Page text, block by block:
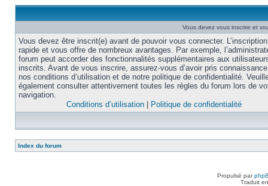
Vous devez vous inscrire et
Vous devez être inscrit(e) avant de pouvoir vous connecter.
rapide et vous offre de nombreux avantages. Par exemple,
forum peut accorder des fonctionnalités supplémentaires aux
inscrits. Avant de vous inscrire, assurez-vous d’avoir pris
nos conditions d’utilisation et de notre politique de confidentialité.
également consulter attentivement toutes les règles du forum lors de
navigation.
Conditions d’utilisation
Politique de confidentialité
Index du forum
Propulsé par
Traduit